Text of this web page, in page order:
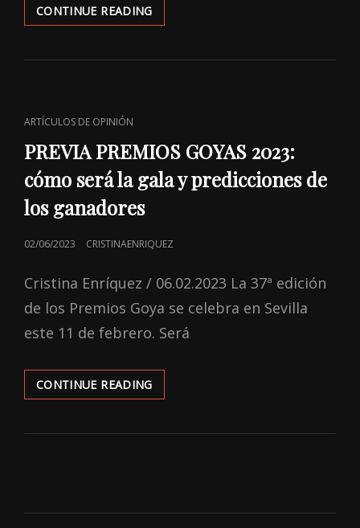
CONTINUE READINGUNA
APROXIMACIÓN
DEL
HASTA
EL
2023
CAT
LINKS
ARTÍCULOS DE OPINIÓN
PREVIA PREMIOS GOYAS 2023:
cómo será la gala y predicciones de
los ganadores
POSTED
02/06/2023 CRISTINAENRIQUEZ
Cristina Enríquez / 06.02.2023 La 37ª edición
de los Premios Goya se celebra en Sevilla
este 11 de febrero. Será
CONTINUE READINGPREVIA
PREMIOS
2023:
Y